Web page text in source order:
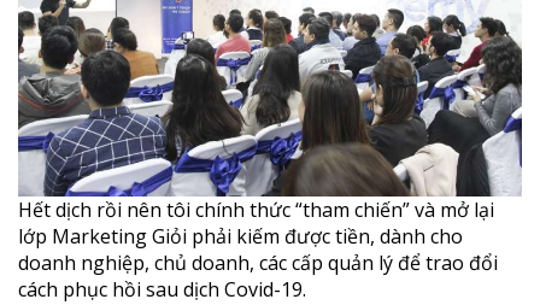
Hết dịch rồi nên tôi chính thức “tham chiến” và mở lại
lớp Marketing Giỏi phải kiếm được tiền, dành cho
doanh nghiệp, chủ doanh, các cấp quản lý để trao đổi
cách phục hồi sau dịch Covid-19.